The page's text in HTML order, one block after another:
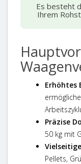
Es besteht
Ihrem
Erhöhtes
Präzise
50 kg mit
Pellets,